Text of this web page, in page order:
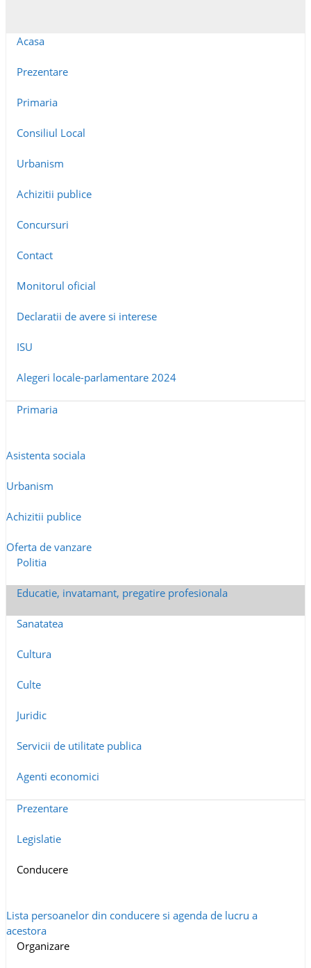
Acasa
Prezentare
Primaria
Consiliul Local
Urbanism
Achizitii publice
Concursuri
Contact
Monitorul oficial
Declaratii de avere si interese
ISU
Alegeri locale-parlamentare 2024
Primaria
Asistenta sociala
Urbanism
Achizitii publice
Oferta de vanzare
Politia
Educatie, invatamant, pregatire profesionala
Sanatatea
Cultura
Culte
Juridic
Servicii de utilitate publica
Agenti economici
Prezentare
Legislatie
Conducere
Lista persoanelor din conducere si agenda de lucru a
acestora
Organizare